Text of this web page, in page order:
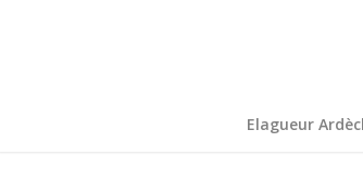
Elagueur